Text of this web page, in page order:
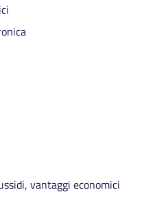
vantaggi economici